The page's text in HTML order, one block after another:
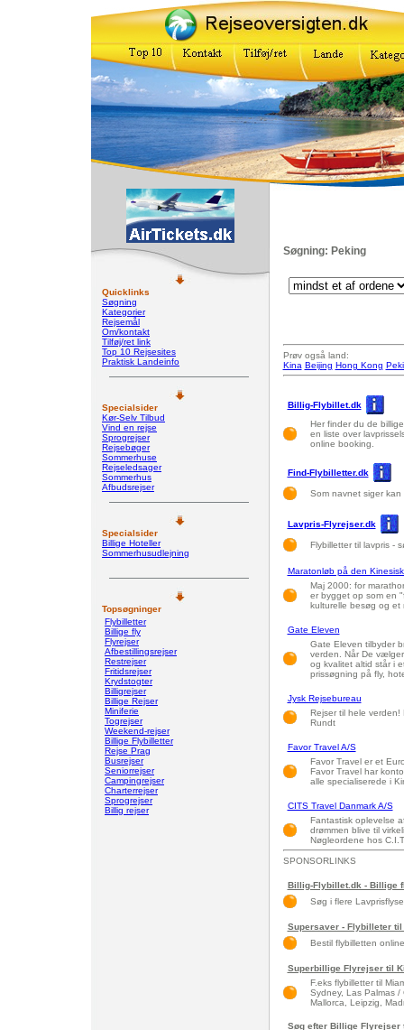
Quicklinks
Søgning
Kategorier
Rejsemål
Om/kontakt
Tilføj/ret link
Top 10 Rejsesites
Praktisk Landeinfo
Specialsider
Kør-Selv Tilbud
Vind en rejse
Sprogrejser
Rejsebøger
Sommerhuse
Rejseledsager
Sommerhus
Afbudsrejser
Specialsider
Billige Hoteller
Sommerhusudlejning
Topsøgninger
Flybilletter
Billige fly
Flyrejser
Afbestillingsrejser
Restrejser
Fritidsrejser
Krydstogter
Billigrejser
Billige Rejser
Miniferie
Togrejser
Weekend-rejser
Billige Flybilletter
Rejse Prag
Busrejser
Seniorrejser
Campingrejser
Charterrejser
Sprogrejser
Billig rejser
Søgning: Peking
Prøv også land:
Kina Beijing Hong Kong
Billig-Flybillet.dk
Her finder du de
en liste over
online booking.
Find-Flybilletter.dk
Som navnet siger
Lavpris-Flyrejser.dk
Flybilletter til lavpris -
Maratonløb på den
Maj 2000: for
er bygget op som en
kulturelle besøg og et
Gate Eleven
Gate Eleven tilbyder
verden. Når De
og kvalitet altid står i
prissøgning på fly,
Jysk Rejsebureau
Rejser til hele
Rundt
Favor Travel A/S
Favor Travel er et
Favor Travel har
alle specialiserede i
CITS Travel Danmark A/S
Fantastisk oplevelse
drømmen blive til
Nøgleordene hos
SPONSORLINKS
Billig-Flybillet.dk - Billige
Søg i flere
Supersaver - Flybilleter
Bestil flybilletten
Superbillige Flyrejser til
F.eks flybilletter til
Sydney, Las Palmas /
Mallorca, Leipzig,
Søg efter Billige Flyrejser